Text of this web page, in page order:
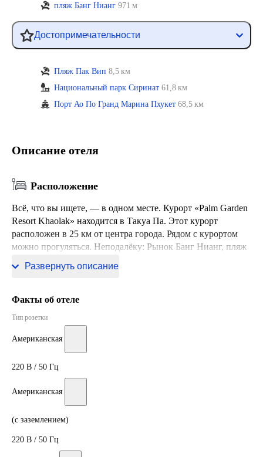
пляж Банг Нианг 971 м
Достопримечательности
Пляж Пак Вип 8,5 км
Национальный парк Сиринат 61,8 км
Порт Ао По Гранд Марина Пхукет 68,5 км
Описание отеля
Расположение
Всё, что вы ищете, — в одном месте. Курорт «Palm Garden
Resort Khaolak» находится в Такуа Па. Этот курорт
расположен в 25 км от центра города. Рядом с курортом
можно прогуляться. Неподалёку: Рынок Банг Нианг, пляж
Развернуть описание
Факты об отеле
Тип розетки
Американская
220 В / 50 Гц
Американская
(с заземлением)
220 В / 50 Гц